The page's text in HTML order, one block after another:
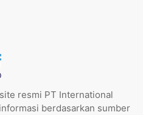
resmi PT International
berdasarkan sumber